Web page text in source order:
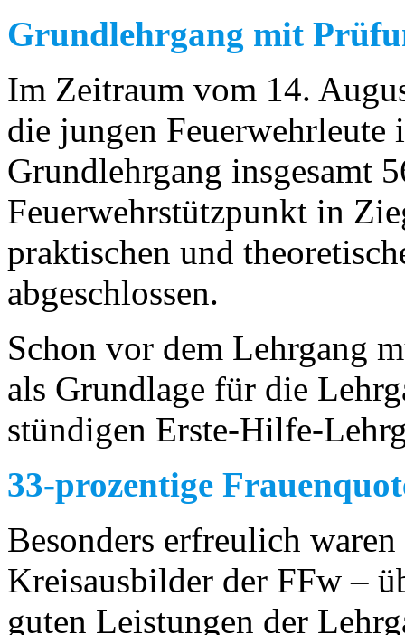
Grundlehrgang mit
Im Zeitraum vom 14.
die jungen Feuerwehrleute
Grundlehrgang insgesamt
Feuerwehrstützpunkt in
praktischen und
abgeschlossen.
Schon vor dem Lehrgang
als Grundlage für die
stündigen Erste-Hilfe-
33-prozentige
Besonders erfreulich
Kreisausbilder der FFw –
guten Leistungen der